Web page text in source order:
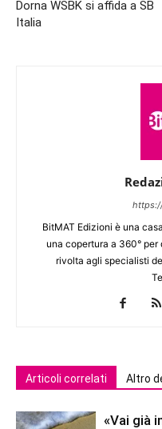
Dorna WSBK si affida a SB
Italia
BitMAT Edizioni è una
una copertura a 360°
rivolta agli specialisti
Articoli correlati Altro
«Vai già